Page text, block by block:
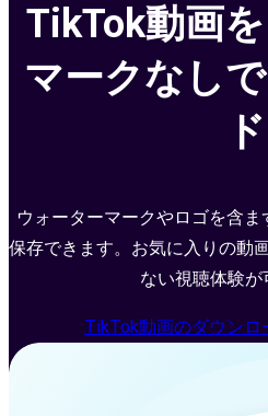
TikTok動画
マークなし
ド
ウォーターマークやロゴを含
保存できます。お気に入りの動
ない視聴体験が
TikTok動画のダウンロ